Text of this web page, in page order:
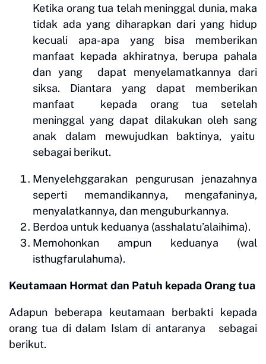
Ketika orang tua telah meninggal dunia, maka
tidak ada yang diharapkan dari yang hidup
kecuali apa-apa yang bisa memberikan
manfaat kepada akhiratnya, berupa pahala
dan yang dapat menyelamatkannya dari
siksa. Diantara yang dapat memberikan
manfaat kepada orang tua setelah
meninggal yang dapat dilakukan oleh sang
anak dalam mewujudkan baktinya, yaitu
sebagai berikut.
Menyelehggarakan pengurusan jenazahnya
seperti memandikannya, mengafaninya,
menyalatkannya, dan menguburkannya.
Berdoa untuk keduanya (asshalatu’alaihima).
Memohonkan ampun keduanya (wal
isthugfarulahuma).
Keutamaan Hormat dan Patuh kepada Orang tua
Adapun beberapa keutamaan berbakti kepada
orang tua di dalam Islam di antaranya sebagai
berikut.